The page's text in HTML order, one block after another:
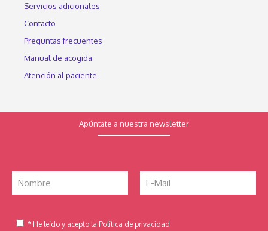
Servicios adicionales
Contacto
Preguntas frecuentes
Manual de acogida
Atención al paciente
Apúntate a nuestra newsletter
* He leído y acepto la Política de privacidad